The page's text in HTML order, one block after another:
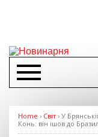
Home › Світ › У
Конь: він ішов до